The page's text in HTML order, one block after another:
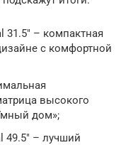
31.5″ – компактная
с комфортной
высокого
дом»;
49.5″ – лучший